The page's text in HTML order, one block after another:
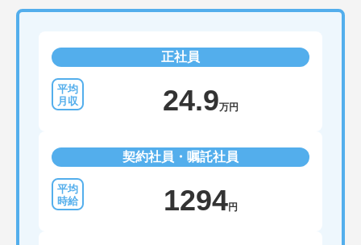
正社員
24.9万円
契約社員・嘱託社員
1294円